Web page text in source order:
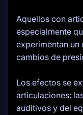
Aquellos con
especialmente
experimentan un
cambios de
Los efectos se
articulaciones:
auditivos y del